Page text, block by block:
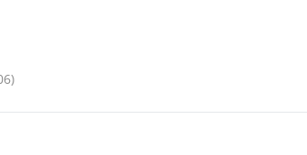
)